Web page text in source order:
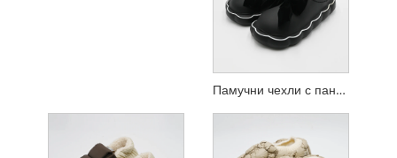
Памучни чехли с панделка